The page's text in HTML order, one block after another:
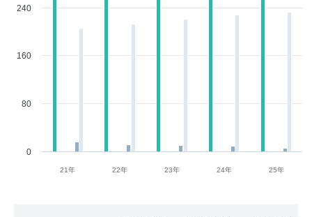
21年 22年 23年 24年 25年
0
80
160
240